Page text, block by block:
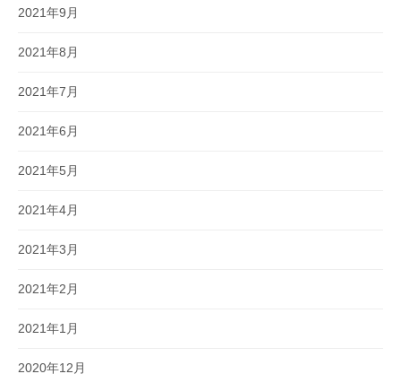
2021年9月
2021年8月
2021年7月
2021年6月
2021年5月
2021年4月
2021年3月
2021年2月
2021年1月
2020年12月